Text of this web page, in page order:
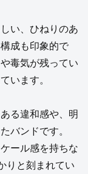
い、ひねりのあ
成も印象的で
毒気が残ってい
います。
る違和感や、明
バンドです。
ール感を持ちな
りと刻まれてい